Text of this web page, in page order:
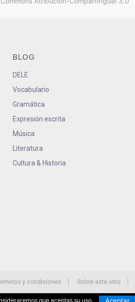
BLOG
DELE
Vocabulario
Gramática
Expresión escrita
Música
Literatura
Cultura & Historia
y condiciones Sobre este sitio
que aceptas su uso. Aceptar